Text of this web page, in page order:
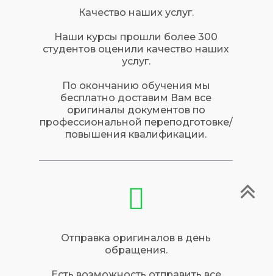
Качество наших услуг.
Наши курсы прошли более 300
студентов оценили качество наших
услуг.
По окончанию обучения мы
бесплатно доставим Вам все
оригиналы документов по
профессиональной переподготовке/
повышения квалификации.
Отправка оригиналов в день
обращения.